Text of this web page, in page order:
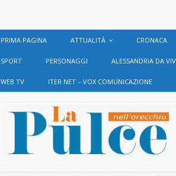
PRIMA PAGINA ATTUALITÀ CRONACA
SPORT PERSONAGGI ALESSANDRIA DA
WEB TV ITER NET – VOX COMUNICAZIONE